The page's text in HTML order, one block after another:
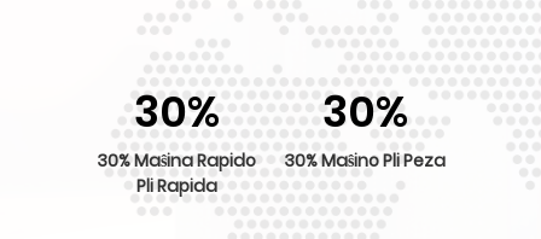
30%
30% Maŝina Rapido
Pli Rapida
30%
30% Maŝino Pli Peza